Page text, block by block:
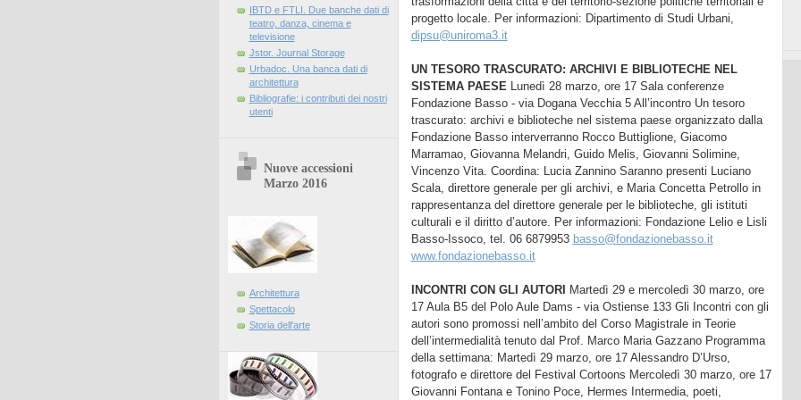
IBTD e FTLI. Due banche dati di
teatro, danza, cinema e
televisione
Jstor. Journal Storage
Urbadoc. Una banca dati di
architettura
Bibliografie: i contributi dei nostri
utenti
Nuove accessioni
Marzo 2016
Architettura
Spettacolo
Storia dell'arte
progetto locale. Per informazioni: Dipartimento di Studi Urbani,
dipsu@uniroma3.it
UN TESORO TRASCURATO: ARCHIVI E BIBLIOTECHE NEL
SISTEMA PAESE Lunedì 28 marzo, ore 17 Sala conferenze
Fondazione Basso - via Dogana Vecchia 5 All’incontro Un tesoro
trascurato: archivi e biblioteche nel sistema paese organizzato dalla
Fondazione Basso interverranno Rocco Buttiglione, Giacomo
Marramao, Giovanna Melandri, Guido Melis, Giovanni Solimine,
Vincenzo Vita. Coordina: Lucia Zannino Saranno presenti Luciano
Scala, direttore generale per gli archivi, e Maria Concetta Petrollo in
rappresentanza del direttore generale per le biblioteche, gli istituti
culturali e il diritto d’autore. Per informazioni: Fondazione Lelio e Lisli
Basso-Issoco, tel. 06 6879953 basso@fondazionebasso.it
www.fondazionebasso.it
INCONTRI CON GLI AUTORI Martedì 29 e mercoledì 30 marzo, ore
17 Aula B5 del Polo Aule Dams - via Ostiense 133 Gli Incontri con gli
autori sono promossi nell’ambito del Corso Magistrale in Teorie
dell’intermedialità tenuto dal Prof. Marco Maria Gazzano Programma
della settimana: Martedì 29 marzo, ore 17 Alessandro D’Urso,
fotografo e direttore del Festival Cortoons Mercoledì 30 marzo, ore 17
Giovanni Fontana e Tonino Poce, Hermes Intermedia, poeti,